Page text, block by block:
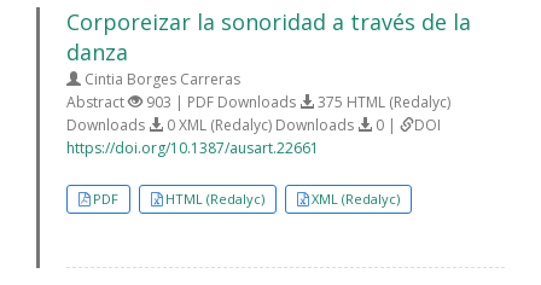
Corporeizar la sonoridad a través de la
danza
Cintia Borges Carreras
Abstract
903 | PDF Downloads
375 HTML (Redalyc)
Downloads
0 XML (Redalyc) Downloads 0 |
DOI
https://doi.org/10.1387/ausart.22661
PDF HTML (Redalyc) XML (Redalyc)